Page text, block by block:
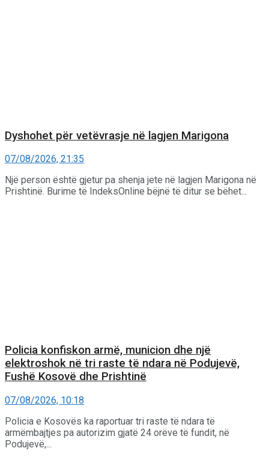
Dyshohet për vetëvrasje në lagjen Marigona
07/08/2026, 21:35
Një person është gjetur pa shenja jete në lagjen Marigona në
Prishtinë. Burime të IndeksOnline bëjnë të ditur se bëhet...
Policia konfiskon armë, municion dhe një
elektroshok në tri raste të ndara në Podujevë,
Fushë Kosovë dhe Prishtinë
07/08/2026, 10:18
Policia e Kosovës ka raportuar tri raste të ndara të
armëmbajtjes pa autorizim gjatë 24 orëve të fundit, në
Podujevë,...